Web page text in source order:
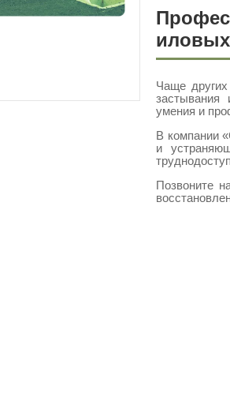
Чаще
застывания
умения и
В компании
и
Позвоните